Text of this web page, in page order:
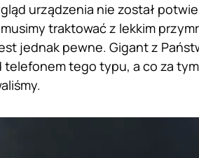
urządzenia nie został
traktować z lekkim
jednak pewne. Gigant z
telefonem tego typu, a co za